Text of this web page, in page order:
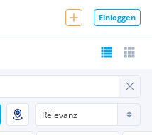
Einloggen